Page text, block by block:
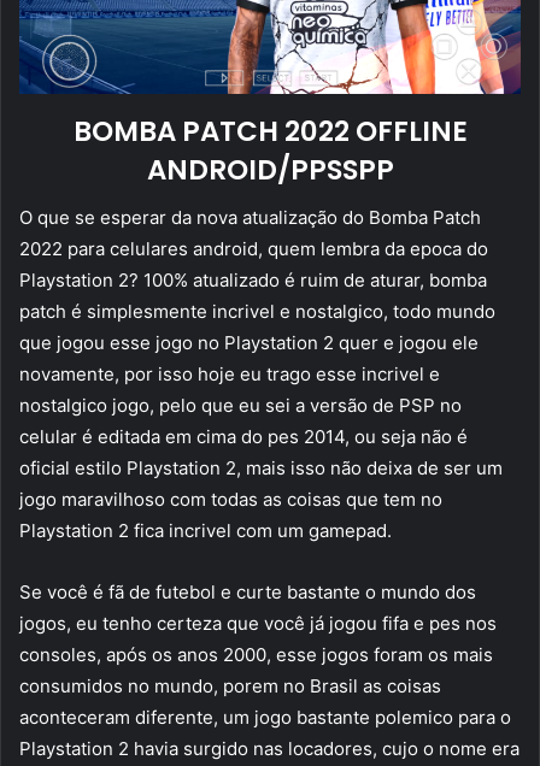
BOMBA PATCH 2022 OFFLINE
ANDROID/PPSSPP
O que se esperar da nova atualização do Bomba Patch
2022 para celulares android, quem lembra da epoca do
Playstation 2? 100% atualizado é ruim de aturar, bomba
patch é simplesmente incrivel e nostalgico, todo mundo
que jogou esse jogo no Playstation 2 quer e jogou ele
novamente, por isso hoje eu trago esse incrivel e
nostalgico jogo, pelo que eu sei a versão de PSP no
celular é editada em cima do pes 2014, ou seja não é
oficial estilo Playstation 2, mais isso não deixa de ser um
jogo maravilhoso com todas as coisas que tem no
Playstation 2 fica incrivel com um gamepad.
Se você é fã de futebol e curte bastante o mundo dos
jogos, eu tenho certeza que você já jogou fifa e pes nos
consoles, após os anos 2000, esse jogos foram os mais
consumidos no mundo, porem no Brasil as coisas
aconteceram diferente, um jogo bastante polemico para o
Playstation 2 havia surgido nas locadores, cujo o nome era